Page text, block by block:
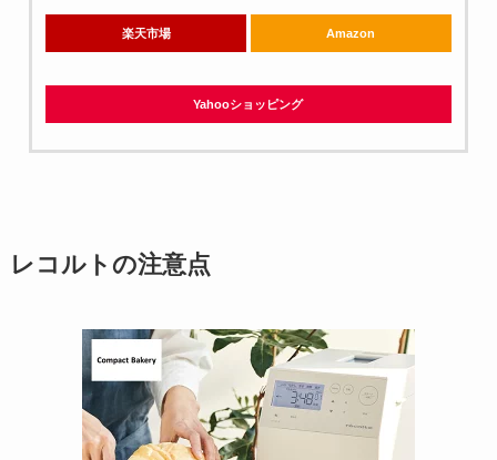
楽天市場 Amazon
Yahooショッピング
レコルトの注意点